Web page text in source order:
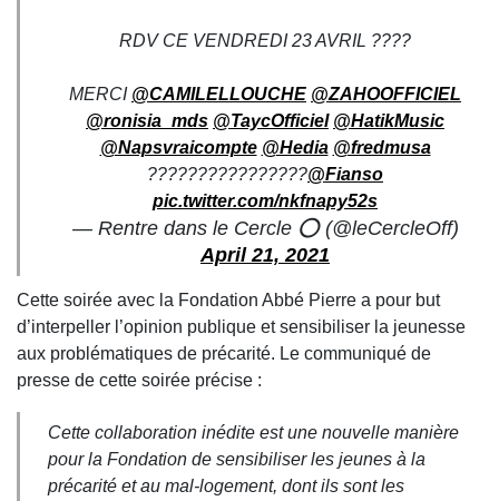
RDV CE VENDREDI 23 AVRIL ????
MERCI @CAMILELLOUCHE @ZAHOOFFICIEL
@ronisia_mds @TaycOfficiel @HatikMusic
@Napsvraicompte @Hedia @fredmusa
????????????????@Fianso
pic.twitter.com/nkfnapy52s
— Rentre dans le Cercle ⭕️ (@leCercleOff)
April 21, 2021
Cette soirée avec la Fondation Abbé Pierre a pour but
d’interpeller l’opinion publique et sensibiliser la jeunesse
aux problématiques de précarité. Le communiqué de
presse de cette soirée précise :
Cette collaboration inédite est une nouvelle manière
pour la Fondation de sensibiliser les jeunes à la
précarité et au mal-logement, dont ils sont les